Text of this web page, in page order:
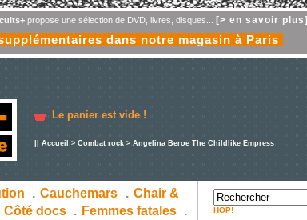
propose une sélection de DVD, livres, disques... [> en savoir plus]
dans notre magasin à Paris
Le panier est vide !
Accueil > Combat rock > Angelina Beroe The Childlike Empress
. Cauchemars . Chair &
Côté docs . Femmes fatales
.
HOP!